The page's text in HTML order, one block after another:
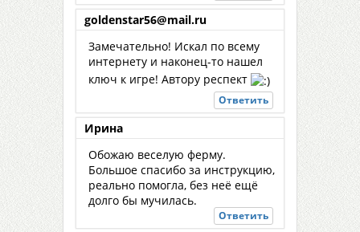
goldenstar56@mail.ru
Замечательно! Искал по всему
интернету и наконец-то нашел
ключ к игре! Автору респект
Ответить
Ирина
Обожаю веселую ферму.
Большое спасибо за инструкцию,
реально помогла, без неё ещё
долго бы мучилась.
Ответить